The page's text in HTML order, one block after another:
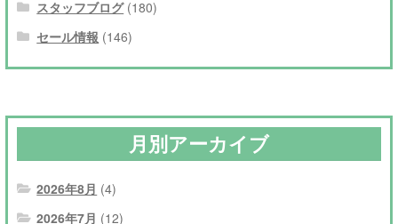
スタッフブログ(180)
セール情報 (146)
月別アーカイブ
2026年8月 (4)
2026年7月 (12)